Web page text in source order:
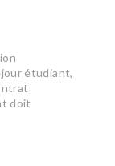
étudiant,
doit